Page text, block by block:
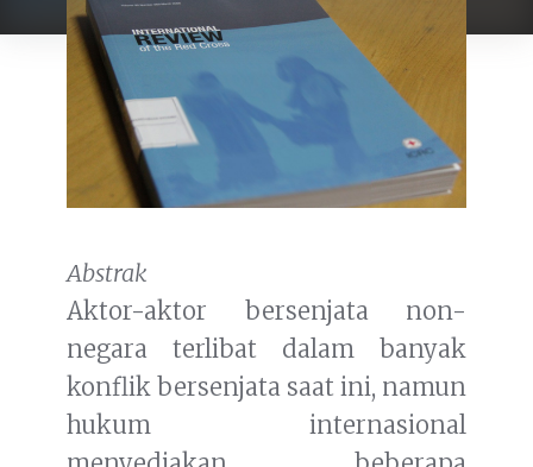
Abstrak
Aktor-aktor bersenjata non-
negara terlibat dalam banyak
konflik bersenjata saat ini, namun
hukum internasional